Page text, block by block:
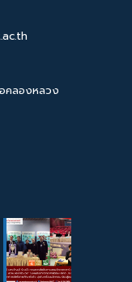
คลองหลวง